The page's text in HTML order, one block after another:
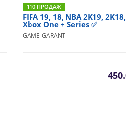
110 ПРОДАЖ
FIFA 19, 18, NBA 2K19,
Xbox One + Series ✅
GAME-GARANT